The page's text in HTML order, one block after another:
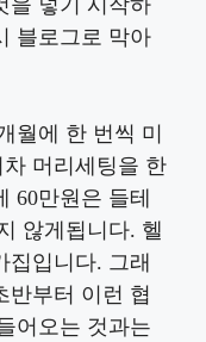
블로그로 막아
월에 한 번씩 미
머리세팅을 한
60만원은 들테
않게됩니다. 헬
집입니다. 그래
반부터 이런 협
어오는 것과는